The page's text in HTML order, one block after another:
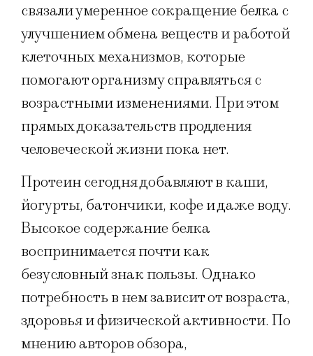
связали умеренное сокращение белка с
улучшением обмена веществ и работой
клеточных механизмов, которые
помогают организму справляться с
возрастными изменениями. При этом
прямых доказательств продления
человеческой жизни пока нет.
Протеин сегодня добавляют в каши,
йогурты, батончики, кофе и даже воду.
Высокое содержание белка
воспринимается почти как
безусловный знак пользы. Однако
потребность в нем зависит от возраста,
здоровья и физической активности. По
мнению авторов обзора,